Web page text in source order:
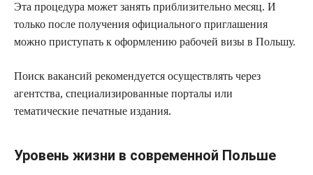
Эта процедура может занять приблизительно месяц. И
только после получения официального приглашения
можно приступать к оформлению рабочей визы в Польшу.
Поиск вакансий рекомендуется осуществлять через
агентства, специализированные порталы или
тематические печатные издания.
Уровень жизни в современной Польше